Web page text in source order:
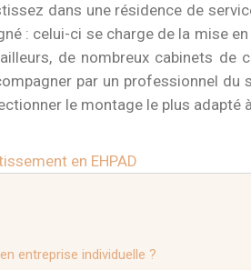
dans une résidence de
: celui-ci se charge de la mise
de nombreux cabinets
par un professionnel
le montage le plus adapté
en EHPAD
entreprise individuelle ?